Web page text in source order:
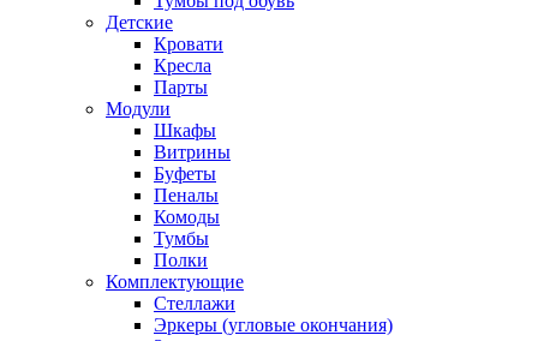
Детские
Кровати
Кресла
Парты
Модули
Шкафы
Витрины
Буфеты
Пеналы
Комоды
Тумбы
Полки
Комплектующие
Стеллажи
Эркеры (угловые окончания)